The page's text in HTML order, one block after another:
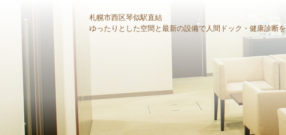
札幌市西区琴似駅直結
ゆったりとした空間と最新の設備で人間ドック・健康診断を